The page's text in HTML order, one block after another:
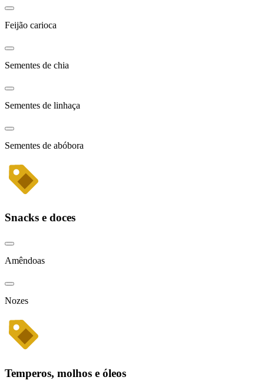
Feijão carioca
Sementes de chia
Sementes de linhaça
Sementes de abóbora
Snacks e doces
Amêndoas
Nozes
Temperos, molhos e óleos